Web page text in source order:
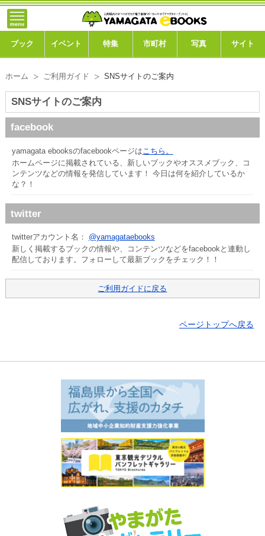
ブック イベント 特集 市町村 写真 サイト
ホーム ご利用ガイド SNSサイトのご案内
SNSサイトのご案内
facebook
yamagata ebooksのfacebookページは こちら。
ホームページに掲載されている、新しいブックやオススメブック、コ
ンテンツなどの情報を発信しています！ 今日は何を紹介しているか
な？！
twitter
twitterアカウント名： @yamagataebooks
新しく掲載するブックの情報や、コンテンツなどをfacebookと連動し
配信しております。フォローして最新ブックをチェック！！
ご利用ガイドに戻る
ページトップへ戻る
トップ
ブック
市町村
写真ギャラリー
このサイトについて
運営会社
ご利用ガイド
よくある質問
個人情報保護方針